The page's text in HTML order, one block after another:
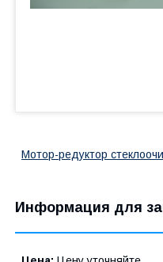
Мотор-редуктор
Информация для